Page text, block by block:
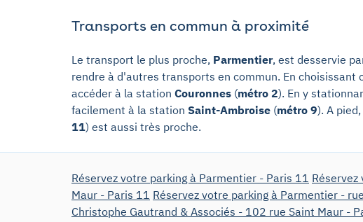
Transports en commun à proximité
Le transport le plus proche, Parmentier, est desservie
rendre à d'autres transports en commun. En choisissant
accéder à la station Couronnes (métro 2). En y
facilement à la station Saint-Ambroise (métro 9). A pied,
11) est aussi très proche.
Réservez votre parking à Parmentier - Paris 11
Maur - Paris 11 Réservez votre parking à Parmentier -
Christophe Gautrand & Associés - 102 rue Saint Maur -